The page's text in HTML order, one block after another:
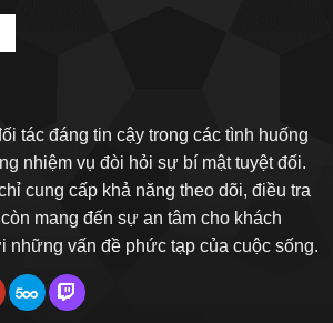
tác đáng tin cậy trong các tình huống
nhiệm vụ đòi hỏi sự bí mật tuyệt đối.
cung cấp khả năng theo dõi, điều tra
mang đến sự an tâm cho khách
những vấn đề phức tạp của cuộc sống.